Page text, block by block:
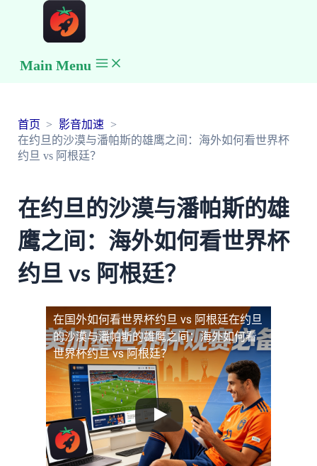
Main Menu
首页
影音加速
在约旦的沙漠与潘帕斯的雄鹰之间：海外如何看世界杯
约旦 vs 阿根廷？
在约旦的沙漠与潘帕斯的雄
鹰之间：海外如何看世界杯
约旦 vs 阿根廷？
在国外如何看世界杯约旦 vs 阿根廷在约旦
的沙漠与潘帕斯的雄鹰之间：海外如何看
世界杯约旦 vs 阿根廷？